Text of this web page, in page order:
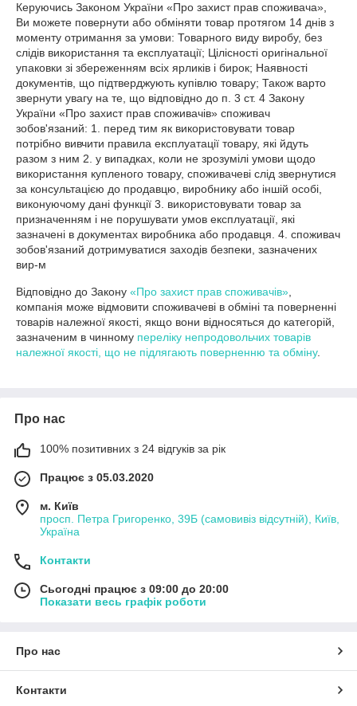
Керуючись Законом України «Про захист прав споживача»,
Ви можете повернути або обміняти товар протягом 14 днів з
моменту отримання за умови: Товарного виду виробу, без
слідів використання та експлуатації; Цілісності оригінальної
упаковки зі збереженням всіх ярликів і бирок; Наявності
документів, що підтверджують купівлю товару; Також варто
звернути увагу на те, що відповідно до п. 3 ст. 4 Закону
України «Про захист прав споживачів» споживач
зобов'язаний: 1. перед тим як використовувати товар
потрібно вивчити правила експлуатації товару, які йдуть
разом з ним 2. у випадках, коли не зрозумілі умови щодо
використання купленого товару, споживачеві слід звернутися
за консультацією до продавцю, виробнику або іншій особі,
виконуючому дані функції 3. використовувати товар за
призначенням і не порушувати умов експлуатації, які
зазначені в документах виробника або продавця. 4. споживач
зобов'язаний дотримуватися заходів безпеки, зазначених
вир-м
Відповідно до Закону «Про захист прав споживачів»
компанія може відмовити споживачеві в обміні та поверненні
товарів належної якості, якщо вони відносяться до категорій,
зазначеним в чинному переліку непродовольчих товарів
належної якості, що не підлягають поверненню та обміну.
Про нас
100% позитивних з 24 відгуків за рік
Працює з 05.03.2020
м. Київ
просп. Петра Григоренко, 39Б (самовивіз відсутній), Київ,
Україна
Контакти
Сьогодні працює з 09:00 до 20:00
Показати весь графік роботи
Про нас
Контакти